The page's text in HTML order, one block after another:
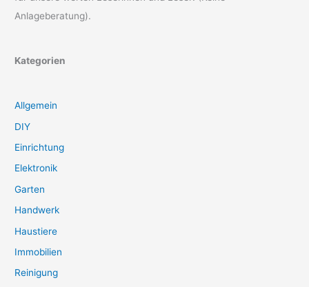
Anlageberatung).
Kategorien
Allgemein
DIY
Einrichtung
Elektronik
Garten
Handwerk
Haustiere
Immobilien
Reinigung